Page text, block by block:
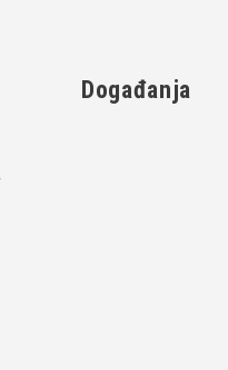
Događanja